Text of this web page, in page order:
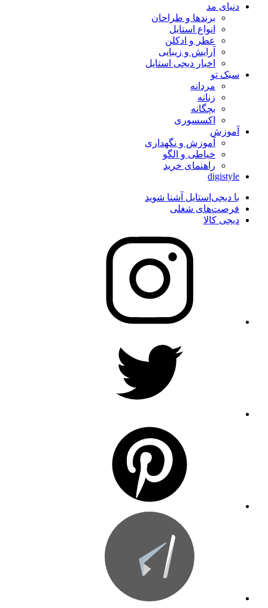
دنیای مد
برندها و طراحان
انواع استایل
عطر و ادکلن
آرایش و زیبایی
اخبار دیجی استایل
سبک تو
مردانه
زنانه
بچگانه
اکسسوری
آموزش
آموزش و نگهداری
خیاطی و الگو
راهنمای خرید
digistyle
با دیجی‌استایل آشنا شوید
فرصت‌های شغلی
دیجی کالا